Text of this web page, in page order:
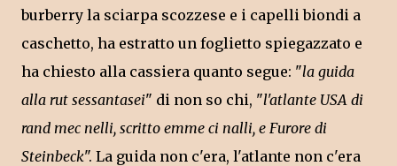
burberry la sciarpa scozzese e i capelli biondi a
caschetto, ha estratto un foglietto spiegazzato e
ha chiesto alla cassiera quanto segue: "la guida
alla rut sessantasei" di non so chi, "l'atlante USA di
rand mec nelli, scritto emme ci nalli, e Furore di
Steinbeck". La guida non c'era, l'atlante non c'era